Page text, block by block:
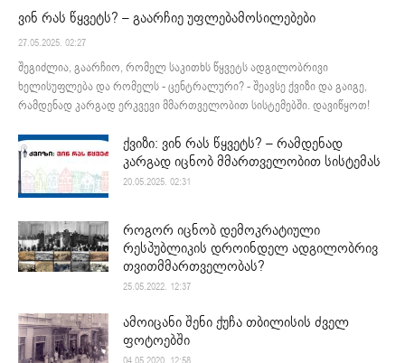
ვინ რას წყვეტს? – გაარჩიე უფლებამოსილებები
27.05.2025. 02:27
შეგიძლია, გაარჩიო, რომელ საკითხს წყვეტს ადგილობრივი
ხელისუფლება და რომელს - ცენტრალური? - შეავსე ქვიზი და გაიგე,
რამდენად კარგად ერკვევი მმართველობით სისტემებში. დავიწყოთ!
ქვიზი: ვინ რას წყვეტს? – რამდენად
კარგად იცნობ მმართველობით სისტემას
20.05.2025. 02:31
როგორ იცნობ დემოკრატიული
რესპუბლიკის დროინდელ ადგილობრივ
თვითმმართველობას?
25.05.2022. 12:37
ამოიცანი შენი ქუჩა თბილისის ძველ
ფოტოებში